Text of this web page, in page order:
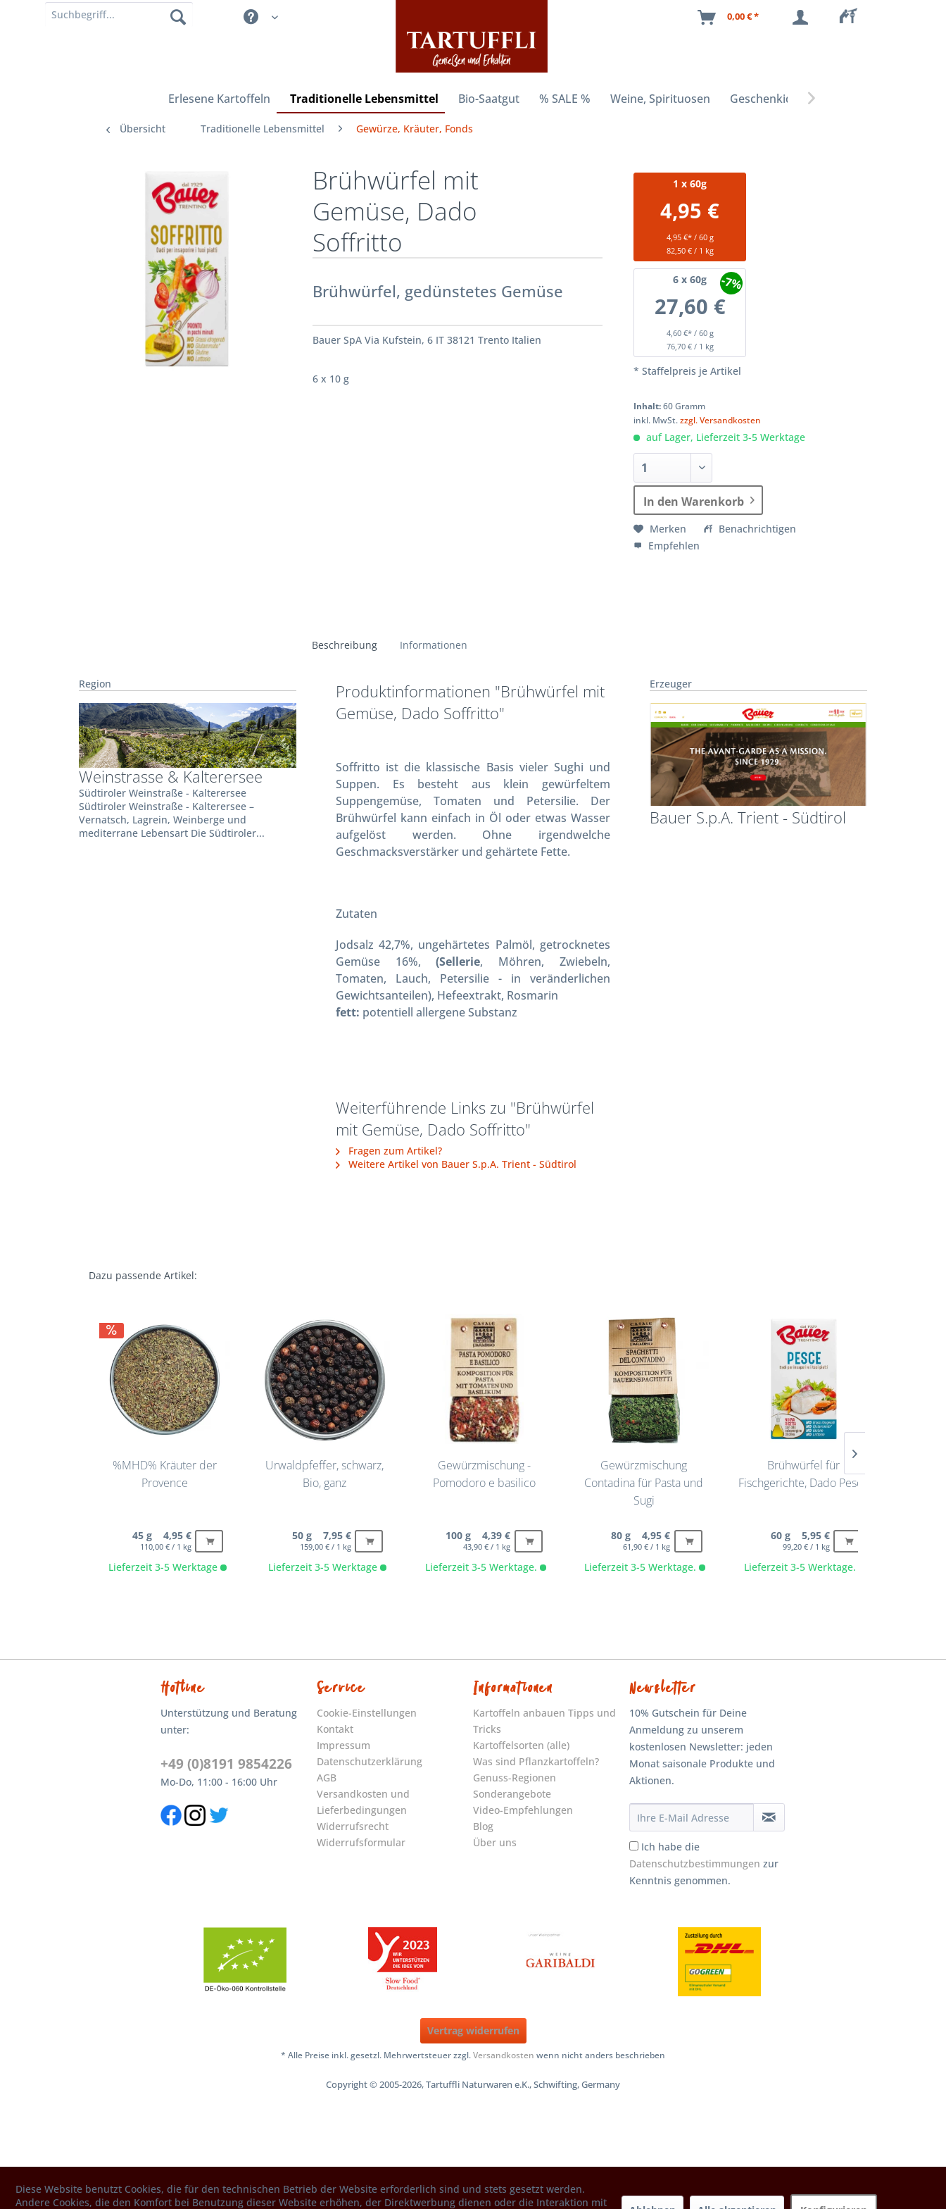
0,00 € *
Erlesene Kartoffeln Traditionelle Lebensmittel Bio-Saatgut % SALE % Weine, Spirituosen Geschenkideen
Übersicht Traditionelle Lebensmittel Gewürze, Kräuter, Fonds
Brühwürfel mit
Gemüse, Dado
Soffritto
Brühwürfel, gedünstetes Gemüse
Bauer SpA Via Kufstein, 6 IT 38121 Trento Italien
6 x 10 g
1 x 60g
4,95 €
4,95 €* / 60 g
82,50 € / 1 kg
6 x 60g
27,60 €
4,60 €* / 60 g
-7%
76,70 € / 1 kg
* Staffelpreis je Artikel
Inhalt:60 Gramm
inkl. MwSt.zzgl. Versandkosten
auf Lager, Lieferzeit 3-5 Werktage
In den Warenkorb
Merken
Benachrichtigen
Empfehlen
Region
Weinstrasse & Kalterersee
Südtiroler Weinstraße - Kalterersee
Südtiroler Weinstraße - Kalterersee –
Vernatsch, Lagrein, Weinberge und
mediterrane Lebensart Die Südtiroler...
Beschreibung Informationen
Produktinformationen "Brühwürfel mit
Gemüse, Dado Soffritto"
Soffritto ist die klassische Basis vieler Sughi und
Suppen. Es besteht aus klein gewürfeltem
Suppengemüse, Tomaten und Petersilie. Der
Brühwürfel kann einfach in Öl oder etwas Wasser
aufgelöst werden. Ohne irgendwelche
Geschmacksverstärker und gehärtete Fette.
Zutaten
Jodsalz 42,7%, ungehärtetes Palmöl, getrocknetes
Gemüse 16%,(Sellerie, Möhren, Zwiebeln,
Tomaten, Lauch, Petersilie - in veränderlichen
Gewichtsanteilen), Hefeextrakt, Rosmarin
fett: potentiell allergene Substanz
Weiterführende Links zu "Brühwürfel
mit Gemüse, Dado Soffritto"
Fragen zum Artikel?
Weitere Artikel von Bauer S.p.A. Trient - Südtirol
Erzeuger
Bauer S.p.A. Trient - Südtirol
Dazu passende Artikel:
%MHD% Kräuter der
Provence
Lieferzeit 3-5 Werktage
45 g 4,95 €
110,00 € / 1 kg
Urwaldpfeffer, schwarz,
Bio, ganz
Lieferzeit 3-5 Werktage
50 g 7,95 €
159,00 € / 1 kg
Gewürzmischung -
Pomodoro e basilico
Lieferzeit 3-5 Werktage.
100 g 4,39 €
43,90 € / 1 kg
Gewürzmischung
Contadina für Pasta und
Sugi
Lieferzeit 3-5 Werktage.
80 g 4,95 €
61,90 € / 1 kg
Brühwürfel für
Fischgerichte, Dado Pesce
Lieferzeit 3-5 Werktage.
60 g 5,95 €
99,20 € / 1 kg
Hotline
Unterstützung und Beratung
unter:
+49 (0)8191 9854226
Mo-Do, 11:00 - 16:00 Uhr
Service
Cookie-Einstellungen
Kontakt
Impressum
Datenschutzerklärung
AGB
Versandkosten und
Lieferbedingungen
Widerrufsrecht
Widerrufsformular
Informationen
Kartoffeln anbauen Tipps und
Tricks
Kartoffelsorten (alle)
Was sind Pflanzkartoffeln?
Genuss-Regionen
Sonderangebote
Video-Empfehlungen
Blog
Über uns
Newsletter
10% Gutschein für Deine
Anmeldung zu unserem
kostenlosen Newsletter: jeden
Monat saisonale Produkte und
Aktionen.
Ich habe die
Datenschutzbestimmungen zur
Kenntnis genommen.
Vertrag widerrufen
* Alle Preise inkl. gesetzl. Mehrwertsteuer zzgl.Versandkosten wenn nicht anders beschrieben
Copyright © 2005-2026, Tartuffli Naturwaren e.K., Schwifting, Germany
Diese Website benutzt Cookies, die für den technischen Betrieb der Website erforderlich sind und stets gesetzt werden.
Andere Cookies, die den Komfort bei Benutzung dieser Website erhöhen, der Direktwerbung dienen oder die Interaktion mit